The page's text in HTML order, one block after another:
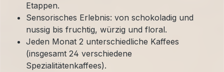
Etappen.
Sensorisches Erlebnis: von schokoladig und
nussig bis fruchtig, würzig und floral.
Jeden Monat 2 unterschiedliche Kaffees
(insgesamt 24 verschiedene
Spezialitätenkaffees).